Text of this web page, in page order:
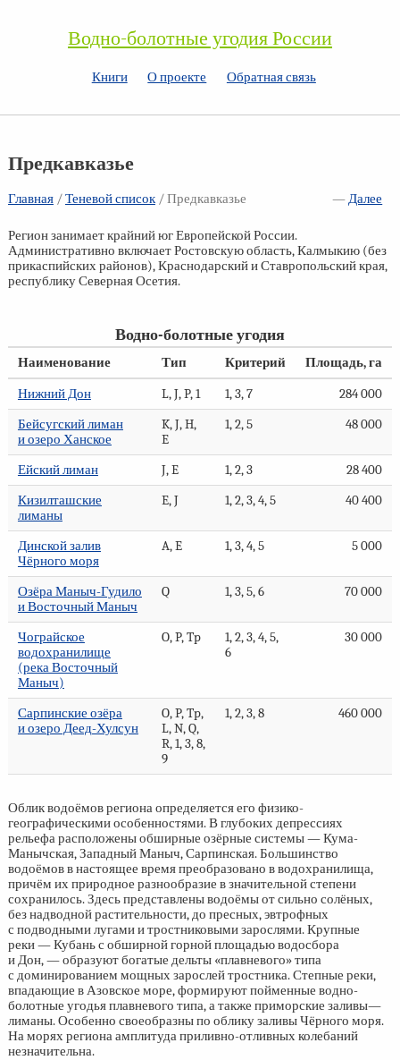
Водно-болотные угодия России
Книги О проекте Обратная связь
Предкавказье
Главная/ —Далее
Теневой список/Предкавказье
Регион занимает крайний юг Европейской России.
Административно включает Ростовскую область, Калмыкию (без
прикаспийских районов), Краснодарский и Ставропольский края,
республику Северная Осетия.
Водно-болотные угодия
Наименование Тип Критерий Площадь, га
Нижний Дон L, J, P, 1 1, 3, 7
284 000
Бейсугский лиман
и озеро Ханское
K, J, H,
E
1, 2, 5 48 000
Ейский лиман J, E 1, 2, 3
28 400
Кизилташские
лиманы
E, J 1, 2, 3, 4, 5 40 400
Динской залив
Чёрного моря
A, E 1, 3, 4, 5 5 000
Озёра Маныч-Гудило
и Восточный Маныч
Q 1, 3, 5, 6 70 000
Чограйское
водохранилище
(река Восточный
Маныч)
O, P, Tp
1, 2, 3, 4, 5,
6
30 000
Сарпинские озёра
и озеро Деед-Хулсун
O, P, Tp,
L, N, Q,
R, 1, 3, 8,
9
1, 2, 3, 8 460 000
Облик водоёмов региона определяется его физико-
географическими особенностями. В глубоких депрессиях
рельефа расположены обширные озёрные системы — Кума-
Манычская, Западный Маныч, Сарпинская. Большинство
водоёмов в настоящее время преобразовано в водохранилища,
причём их природное разнообразие в значительной степени
сохранилось. Здесь представлены водоёмы от сильно солёных,
без надводной растительности, до пресных, эвтрофных
с подводными лугами и тростниковыми зарослями. Крупные
реки — Кубань с обширной горной площадью водосбора
и Дон, — образуют богатые дельты «плавневого» типа
с доминированием мощных зарослей тростника. Степные реки,
впадающие в Азовское море, формируют пойменные водно-
болотные угодья плавневого типа, а также приморские заливы—
лиманы. Особенно своеобразны по облику заливы Чёрного моря.
На морях региона амплитуда приливно-отливных колебаний
незначительна.